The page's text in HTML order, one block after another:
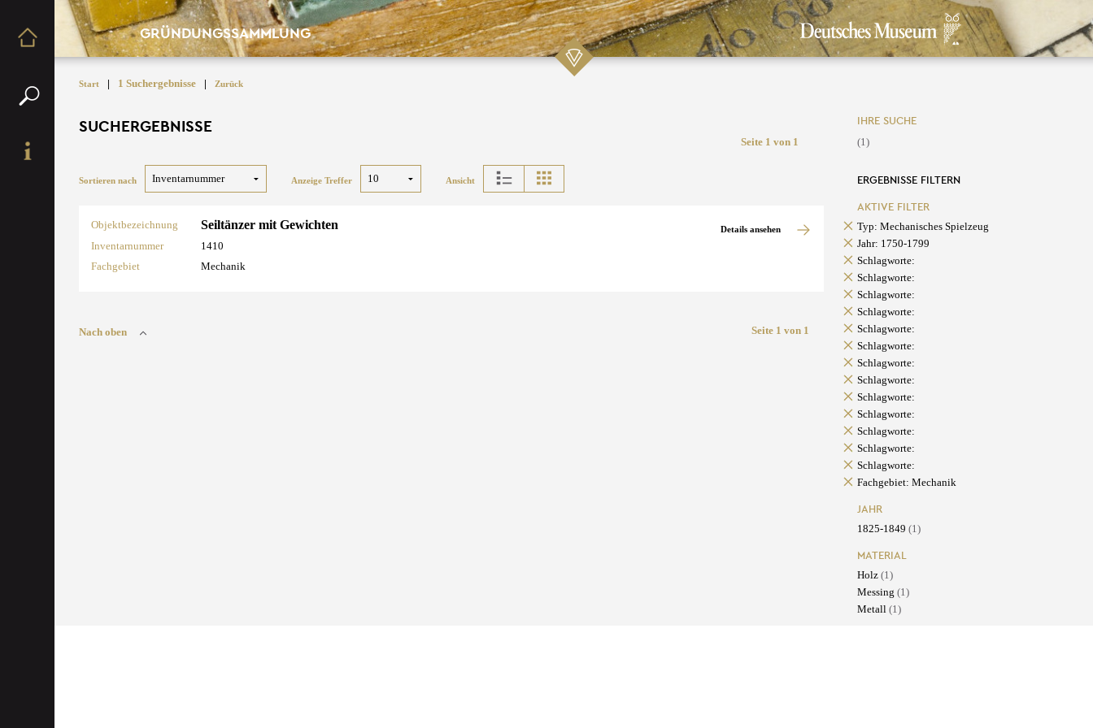
GRÜNDUNGSSAMMLUNG
Start | 1 Suchergebnisse | Zurück
SUCHERGEBNISSE
Seite 1 von 1
Sortieren nach Anzeige Treffer Ansicht
Objektbezeichnung Seiltänzer mit Gewichten
Inventarnummer
1410
Fachgebiet
Mechanik
Details ansehen
Nach oben Seite 1 von 1
IHRE SUCHE
(1)
ERGEBNISSE FILTERN
AKTIVE FILTER
Typ: Mechanisches Spielzeug
Jahr: 1750-1799
Schlagworte:
Schlagworte:
Schlagworte:
Schlagworte:
Schlagworte:
Schlagworte:
Schlagworte:
Schlagworte:
Schlagworte:
Schlagworte:
Schlagworte:
Schlagworte:
Schlagworte:
Fachgebiet: Mechanik
JAHR
1825-1849 (1)
MATERIAL
Holz (1)
Messing (1)
Metall (1)